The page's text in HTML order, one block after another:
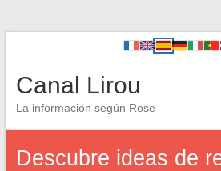
Canal Lirou
La información según Rose
Descubre ideas de